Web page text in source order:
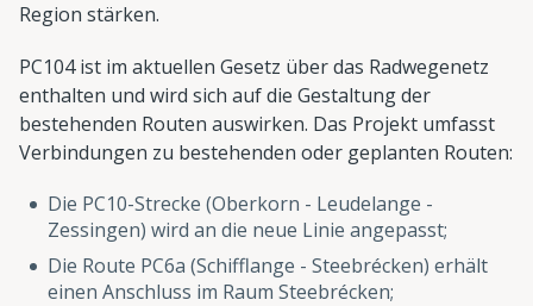
Region stärken.
PC104 ist im aktuellen Gesetz über das Radwegenetz
enthalten und wird sich auf die Gestaltung der
bestehenden Routen auswirken. Das Projekt umfasst
Verbindungen zu bestehenden oder geplanten Routen:
Die PC10-Strecke (Oberkorn - Leudelange -
Zessingen) wird an die neue Linie angepasst;
Die Route PC6a (Schifflange - Steebrécken) erhält
einen Anschluss im Raum Steebrécken;